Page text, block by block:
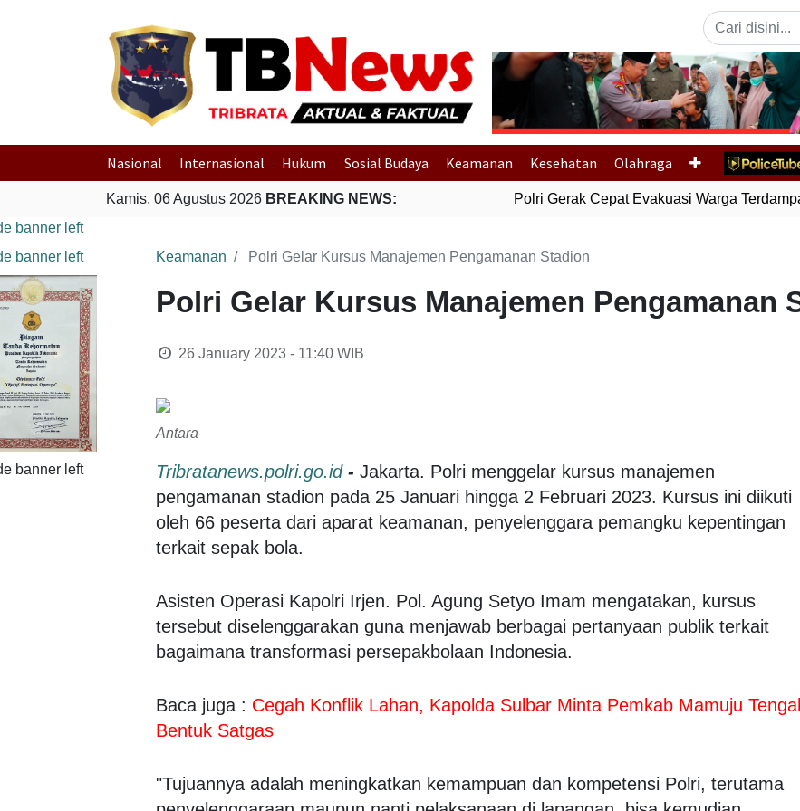
Previous
Nasional Internasional Hukum Sosial Budaya Keamanan Kesehatan Olahraga
Kamis, 06 Agustus 2026 BREAKING NEWS: Polri Gerak Cepat Evakuasi Warga
Keamanan Polri Gelar Kursus Manajemen Pengamanan Stadion
Polri Gelar Kursus Manajemen Pengamanan
26 January 2023 - 11:40WIB
Antara
Tribratanews.polri.go.id- Jakarta. Polri menggelar kursus manajemen
pengamanan stadion pada 25 Januari hingga 2 Februari 2023. Kursus ini diikuti
oleh 66 peserta dari aparat keamanan, penyelenggara pemangku kepentingan
terkait sepak bola.
Asisten Operasi Kapolri Irjen. Pol. Agung Setyo Imam mengatakan, kursus
tersebut diselenggarakan guna menjawab berbagai pertanyaan publik terkait
bagaimana transformasi persepakbolaan Indonesia.
Baca juga : Cegah Konflik Lahan, Kapolda Sulbar Minta Pemkab Mamuju
Bentuk Satgas
"Tujuannya adalah meningkatkan kemampuan dan kompetensi Polri, terutama